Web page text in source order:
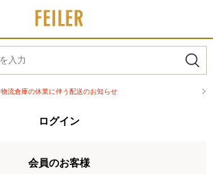
物流倉庫の休業に伴う配送のお知らせ
ログイン
会員のお客様